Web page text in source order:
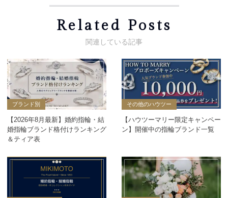
Related Posts
ブランド別
【2026年8月最新】婚約指輪・結
婚指輪ブランド格付けランキング
＆ティア表
その他のハウツー
【ハウツーマリー限定キャンペー
ン】開催中の指輪ブランド一覧